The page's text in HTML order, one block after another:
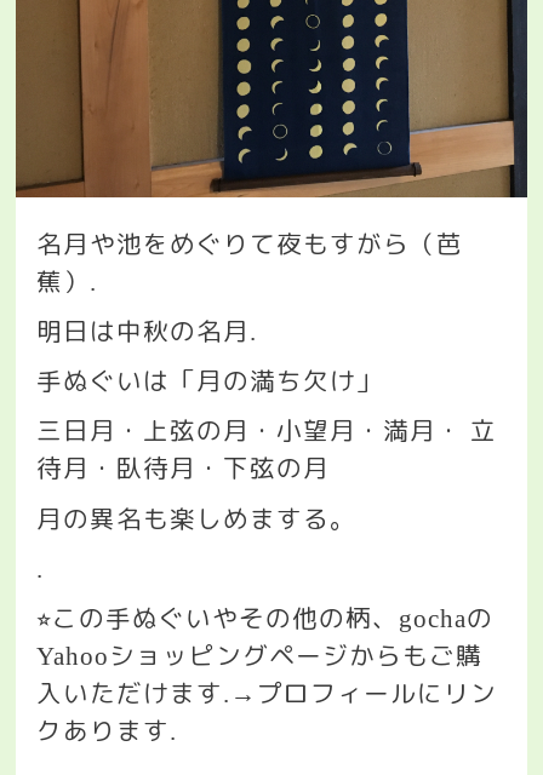
名月や池をめぐりて夜もすがら（芭
蕉）
.
明日は中秋の名月 .
手ぬぐいは「月の満ち欠け」
三日月・上弦の月・小望月・満月・ 立
待月・臥待月・下弦の月
月の異名も楽しめまする。
.
⭐︎この手ぬぐいやその他の柄、 gochaの
Yahoo ショッピングページからもご購
入いただけます.→ プロフィールにリン
クあります.